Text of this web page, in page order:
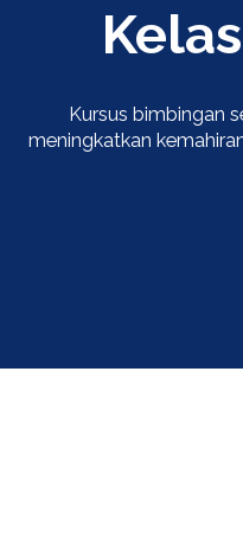
Kursus bimbingan
meningkatkan